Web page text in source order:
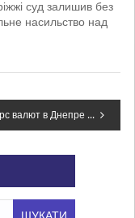
суд залишив без
насильство над
Курс валют в Днепре сегодня, 12 января